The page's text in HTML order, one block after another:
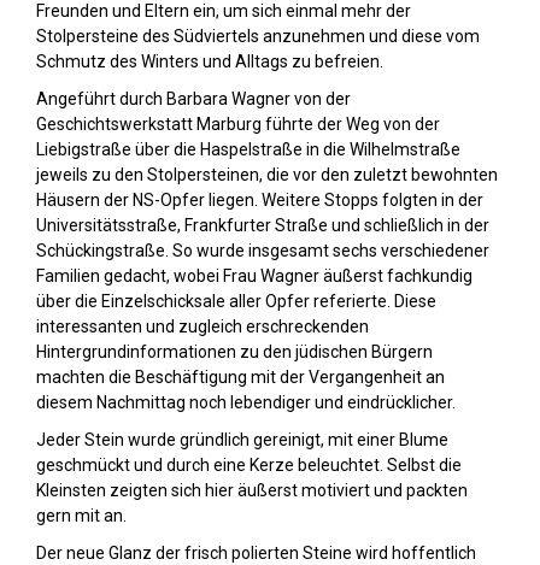
Freunden und Eltern ein, um sich einmal mehr der
Stolpersteine des Südviertels anzunehmen und diese vom
Schmutz des Winters und Alltags zu befreien.
Angeführt durch Barbara Wagner von der
Geschichtswerkstatt Marburg führte der Weg von der
Liebigstraße über die Haspelstraße in die Wilhelmstraße
jeweils zu den Stolpersteinen, die vor den zuletzt bewohnten
Häusern der NS-Opfer liegen. Weitere Stopps folgten in der
Universitätsstraße, Frankfurter Straße und schließlich in der
Schückingstraße. So wurde insgesamt sechs verschiedener
Familien gedacht, wobei Frau Wagner äußerst fachkundig
über die Einzelschicksale aller Opfer referierte. Diese
interessanten und zugleich erschreckenden
Hintergrundinformationen zu den jüdischen Bürgern
machten die Beschäftigung mit der Vergangenheit an
diesem Nachmittag noch lebendiger und eindrücklicher.
Jeder Stein wurde gründlich gereinigt, mit einer Blume
geschmückt und durch eine Kerze beleuchtet. Selbst die
Kleinsten zeigten sich hier äußerst motiviert und packten
gern mit an.
Der neue Glanz der frisch polierten Steine wird hoffentlich